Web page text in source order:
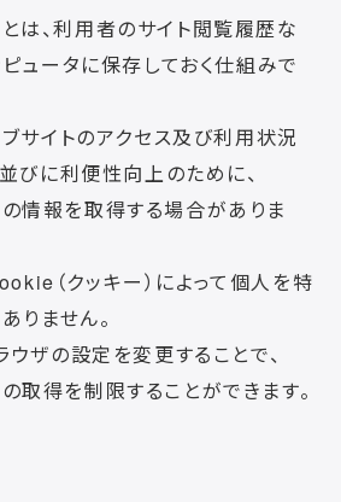
は、利用者のサイト閲覧履歴な
ュータに保存しておく仕組みで
サイトのアクセス及び利用状況
びに利便性向上のために、
情報を取得する場合がありま
（クッキー）によって個人を特
りません。
ザの設定を変更することで、
取得を制限することができます。